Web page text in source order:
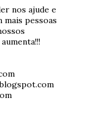
nos ajude e
pessoas